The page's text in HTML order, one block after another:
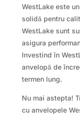
WestLake este
solidă pentru
WestLake sunt
asigura
Investind în
anvelopă de
termen lung.
Nu mai astepta!
cu anvelopele